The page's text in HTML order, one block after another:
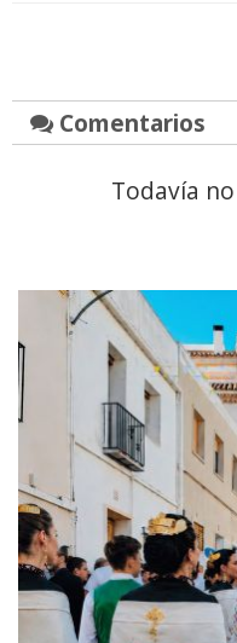
Comentarios
Todavía